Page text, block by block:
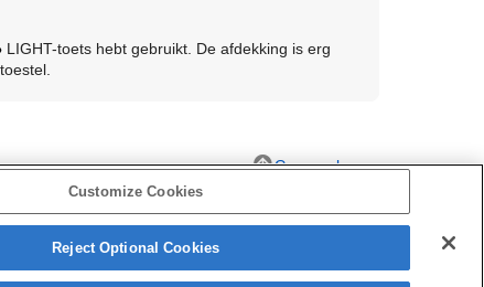
LIGHT-toets hebt gebruikt. De afdekking is erg
Ga naar boven
Customize Cookies
Reject Optional Cookies